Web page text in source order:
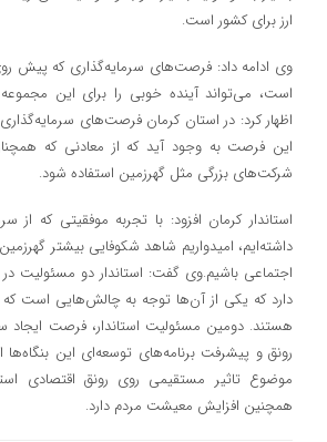
ارز برای کشور است.
وی ادامه داد: فرصت‌های سرمایه‌گذاری که پیش
است، می‌تواند آینده خوبی را برای این مجموعه
اظهار کرد: در استان کرمان فرصت‌های
این فرصت به وجود آید که از معادنی که
شرکت‌های بزرگی مثل گهرزمین استفاده شود.
استاندار کرمان افزود: با تجربه موفقیتی که از
داشته‌ایم، امیدواریم شاهد شکوفایی بیشتر
اجتماعی باشیم.وی گفت: استاندار دو مسئولیت در
دارد که یکی از آن‌ها توجه به چالش‌هایی است که
هستند. دومین مسئولیت استاندار، فرصت ایجاد
رونق و پیشرفت برنامه‌های توسعه‌ای این
موضوع تاثیر مستقیمی روی رونق اقتصادی
همچنین افزایش معیشت مردم دارد.